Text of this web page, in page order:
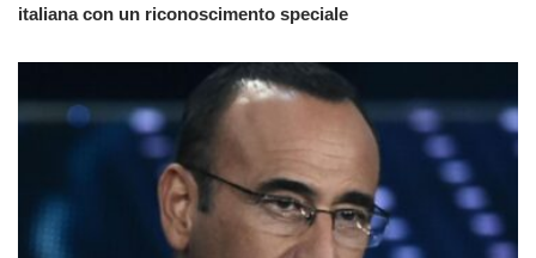
italiana con un riconoscimento speciale